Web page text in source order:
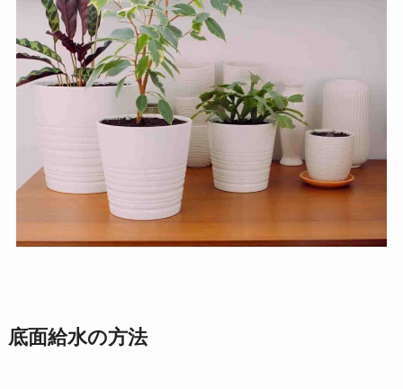
底面給水の方法